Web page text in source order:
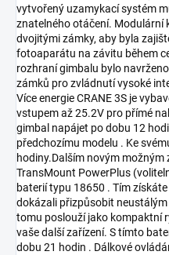
vytvořený uzamykací systém
znatelného otáčení. Modulární
dvojitými zámky, aby byla
fotoaparátu na závitu během
rozhraní gimbalu bylo
zámků pro zvládnutí vysoké
Více energie CRANE 3S je
vstupem až 25.2V pro přímé
gimbal napájet po dobu 12
předchozímu modelu . Ke
hodiny.Dalším novým možným
TransMount PowerPlus
baterií typu 18650 . Tím
dokázali přizpůsobit
tomu poslouží jako kompaktní
vaše další zařízení. S tímto
dobu 21 hodin . Dálkové